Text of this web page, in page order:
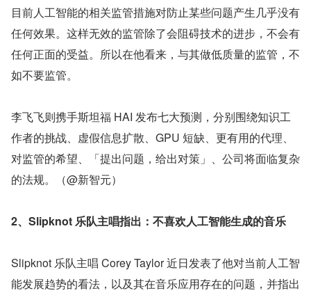
目前人工智能的相关监管措施对防止某些问题产生几乎没有
任何效果。这样无效的监管除了会阻碍技术的进步，不会有
任何正面的受益。所以在他看来，与其做低质量的监管，不
如不要监管。
李飞飞则携手斯坦福 HAI 发布七大预测，分别围绕知识工
作者的挑战、虚假信息扩散、GPU 短缺、更有用的代理、
对监管的希望、「提出问题，给出对策」、公司将面临复杂
的法规。（@新智元）
2、Slipknot 乐队主唱指出：不喜欢人工智能生成的音乐
Slipknot 乐队主唱 Corey Taylor 近日发表了他对当前人工智
能发展趋势的看法，以及其在音乐应用存在的问题，并指出